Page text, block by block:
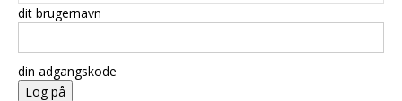
dit brugernavn
din adgangskode